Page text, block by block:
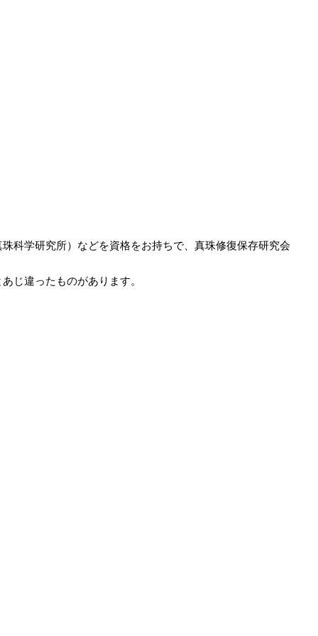
科学研究所）などを資格をお持ちで、真珠修復保存研究会
じ違ったものがあります。